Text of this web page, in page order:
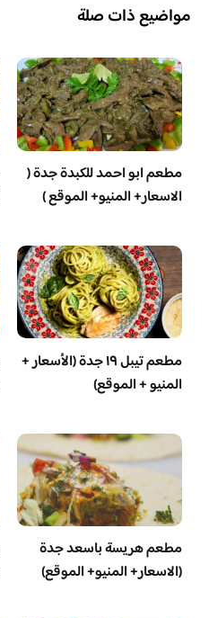
مواضيع ذات صلة
مطعم ابو احمد للكبدة جدة (
الاسعار+ المنيو+ الموقع )
مطعم تيبل ١٩ جدة (الأسعار +
المنيو + الموقع)
مطعم هريسة باسعد جدة
(الاسعار+ المنيو+ الموقع)